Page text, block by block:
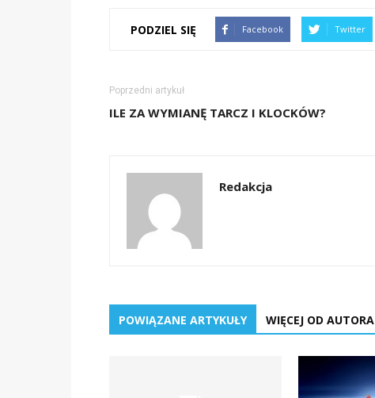
PODZIEL SIĘ Facebook Twitter
Poprzedni artykuł
ILE ZA WYMIANĘ TARCZ I KLOCKÓW?
Redakcja
POWIĄZANE ARTYKUŁY WIĘCEJ OD AUTORA